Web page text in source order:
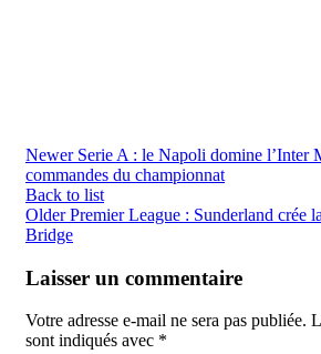
Newer Serie A : le Napoli domine l’Inter
commandes du championnat
Back to list
Older Premier League : Sunderland crée
Bridge
Laisser un commentaire
Votre adresse e-mail ne sera pas publiée.
sont indiqués avec *